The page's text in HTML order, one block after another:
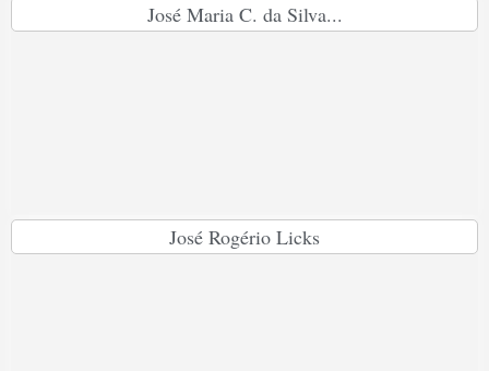
José Maria C. da Silva...
José Rogério Licks